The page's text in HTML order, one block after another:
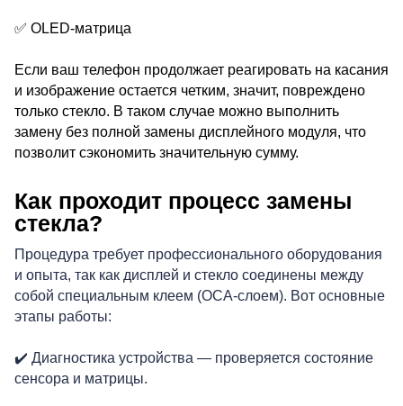
✅ OLED-матрица
Если ваш телефон продолжает реагировать на касания
и изображение остается четким, значит, повреждено
только стекло. В таком случае можно выполнить
замену без полной замены дисплейного модуля, что
позволит сэкономить значительную сумму.
Как проходит процесс замены
стекла?
Процедура требует профессионального оборудования
и опыта, так как дисплей и стекло соединены между
собой специальным клеем (OCA-слоем). Вот основные
этапы работы:
✔️ Диагностика устройства — проверяется состояние
сенсора и матрицы.